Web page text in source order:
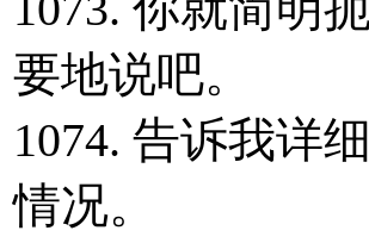
要地说吧。
1074. 告诉我详细
情况。